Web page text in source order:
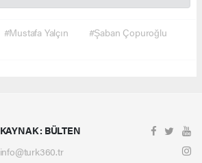
#Mustafa Yalçın
#Şaban Çopuroğlu
KAYNAK : BÜLTEN
info@turk360.tr